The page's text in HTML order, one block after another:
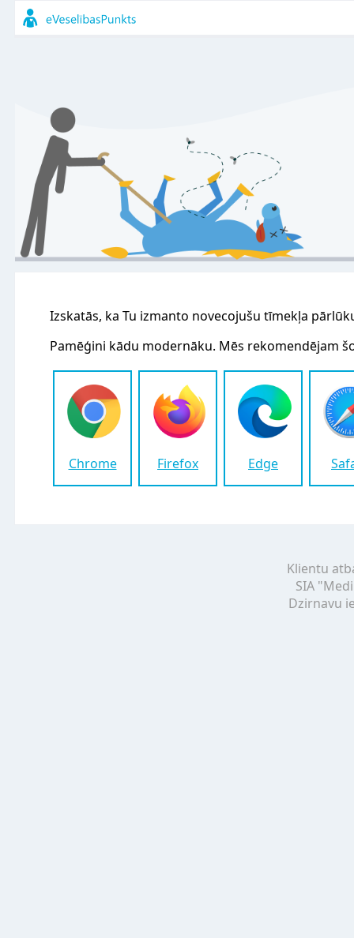
Izskatās, ka Tu izmanto novecojušu tīmekļa
Pamēģini kādu modernāku. Mēs rekomendējam
Chrome Firefox Edge
Klientu
SIA
Dzirnavu